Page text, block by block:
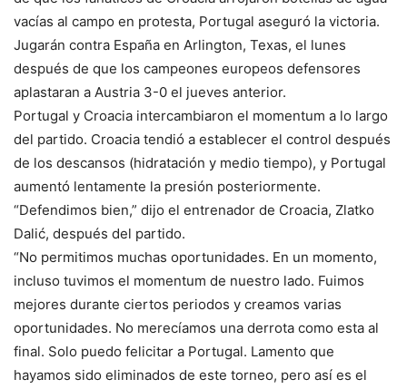
vacías al campo en protesta, Portugal aseguró la victoria.
Jugarán contra España en Arlington, Texas, el lunes
después de que los campeones europeos defensores
aplastaran a Austria 3-0 el jueves anterior.
Portugal y Croacia intercambiaron el momentum a lo largo
del partido. Croacia tendió a establecer el control después
de los descansos (hidratación y medio tiempo), y Portugal
aumentó lentamente la presión posteriormente.
“Defendimos bien,” dijo el entrenador de Croacia, Zlatko
Dalić, después del partido.
“No permitimos muchas oportunidades. En un momento,
incluso tuvimos el momentum de nuestro lado. Fuimos
mejores durante ciertos periodos y creamos varias
oportunidades. No merecíamos una derrota como esta al
final. Solo puedo felicitar a Portugal. Lamento que
hayamos sido eliminados de este torneo, pero así es el